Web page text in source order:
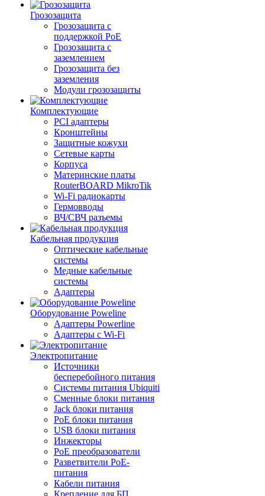
Грозозащита
Грозозащита с
поддержкой PoE
Грозозащита с
заземлением
Грозозащита без
заземления
Модули грозозащиты
Комплектующие
PCI адаптеры
Кронштейны
Защитные кожухи
Сетевые карты
Корпуса
Материнские платы
RouterBOARD MikroTik
Wi-Fi радиокарты
Гермовводы
ВЧ/СВЧ разъемы
Кабельная продукция
Оптические кабельные
системы
Медные кабельные
системы
Адаптеры
Оборудование Poweline
Адаптеры Powerline
Адаптеры с Wi-Fi
Электропитание
Источники
бесперебойного питания
Системы питания Ubiquiti
Сменные блоки питания
Jack блоки питания
PoE блоки питания
USB блоки питания
Инжекторы
PoE преобразователи
Разветвители PoE-
питания
Кабели питания
Крепление для БП